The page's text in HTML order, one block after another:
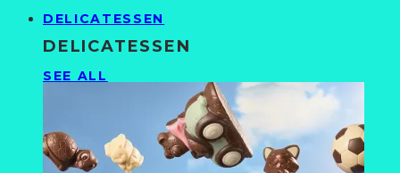
DELICATESSEN
DELICATESSEN
SEE ALL